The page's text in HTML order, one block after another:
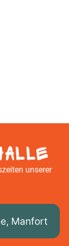
unserer
Manfort